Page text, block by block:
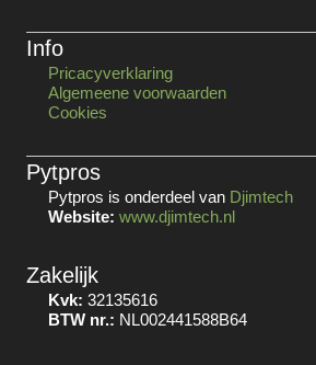
Info
Pricacyverklaring
Algemeene voorwaarden
Cookies
Pytpros
Pytpros is onderdeel van Djimtech
Website: www.djimtech.nl
Zakelijk
Kvk: 32135616
BTW nr.: NL002441588B64